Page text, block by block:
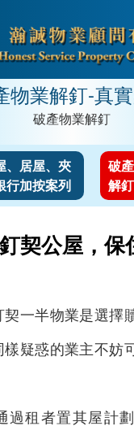
物業解釘-真
破產物業解釘
、居屋、夾
行加按案列
破
解
契公屋，保
一半物業是選擇
疑惑的業主不妨
過租者置其屋計